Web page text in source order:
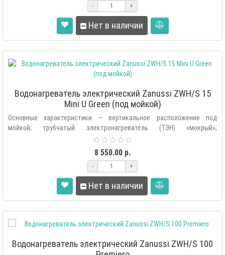
- +
Нет в наличии
Водонагреватель электрический Zanussi ZWH/S 15
Mini U Green (под мойкой)
Основные характеристики – вертикальное расположение под
мойкой; трубчатый электронагреватель (ТЭН) «мокрый»;
8 550.00 р.
- +
Нет в наличии
Водонагреватель электрический Zanussi ZWH/S 100